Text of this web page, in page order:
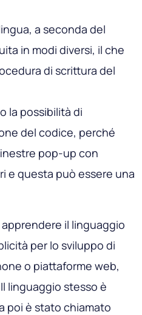
a seconda del
in modi diversi, il che
di scrittura del
la possibilità di
del codice, perché
pop-up con
e questa può essere una
il linguaggio
per lo sviluppo di
o piattaforme web,
linguaggio stesso è
poi è stato chiamato